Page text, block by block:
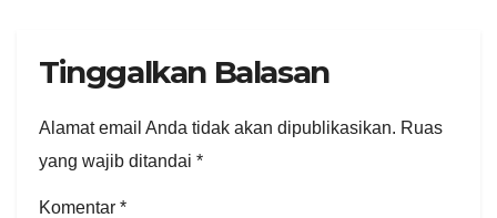
Tinggalkan Balasan
Alamat email Anda tidak akan dipublikasikan. Ruas
yang wajib ditandai *
Komentar *